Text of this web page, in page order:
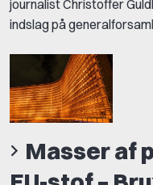
journalist Christoffer
indslag på
Masser af